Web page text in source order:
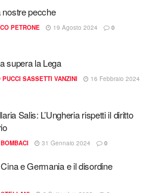
nostre pecche
PETRONE 19 Agosto 2024 0
supera la Lega
PUCCI SASSETTI VANZINI
16 Febbraio 2024
Salis: L’Ungheria rispetti il diritto
31 Gennaio 2024 0
e Germania e il disordine